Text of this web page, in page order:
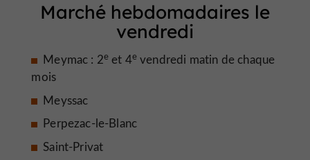
Marché hebdomadaires le
vendredi
Meymac : 2e et 4evendredi matin de chaque
mois
Meyssac
Perpezac-le-Blanc
Saint-Privat